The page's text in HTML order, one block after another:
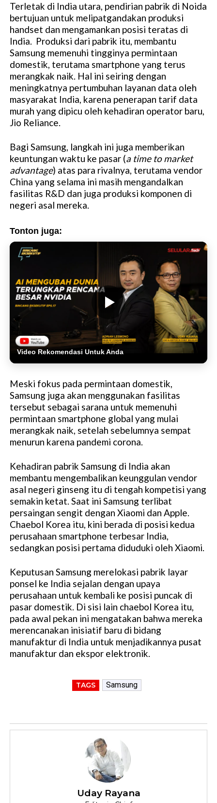
Terletak di India utara, pendirian pabrik di Noida
bertujuan untuk melipatgandakan produksi
handset dan mengamankan posisi teratas di
India. Produksi dari pabrik itu, membantu
Samsung memenuhi tingginya permintaan
domestik, terutama smartphone yang terus
merangkak naik. Hal ini seiring dengan
meningkatnya pertumbuhan layanan data oleh
masyarakat India, karena penerapan tarif data
murah yang dipicu oleh kehadiran operator baru,
Jio Reliance.
Bagi Samsung, langkah ini juga memberikan
keuntungan waktu ke pasar (a time to market
advantage) atas para rivalnya, terutama vendor
China yang selama ini masih mengandalkan
fasilitas R&D dan juga produksi komponen di
negeri asal mereka.
Tonton juga:
Video Rekomendasi Untuk Anda
Meski fokus pada permintaan domestik,
Samsung juga akan menggunakan fasilitas
tersebut sebagai sarana untuk memenuhi
permintaan smartphone global yang mulai
merangkak naik, setelah sebelumnya sempat
menurun karena pandemi corona.
Kehadiran pabrik Samsung di India akan
membantu mengembalikan keunggulan vendor
asal negeri ginseng itu di tengah kompetisi yang
semakin ketat. Saat ini Samsung terlibat
persaingan sengit dengan Xiaomi dan Apple.
Chaebol Korea itu, kini berada di posisi kedua
perusahaan smartphone terbesar India,
sedangkan posisi pertama diduduki oleh Xiaomi.
Keputusan Samsung merelokasi pabrik layar
ponsel ke India sejalan dengan upaya
perusahaan untuk kembali ke posisi puncak di
pasar domestik. Di sisi lain chaebol Korea itu,
pada awal pekan ini mengatakan bahwa mereka
merencanakan inisiatif baru di bidang
manufaktur di India untuk menjadikannya pusat
manufaktur dan ekspor elektronik.
TAGS Samsung
Uday Rayana